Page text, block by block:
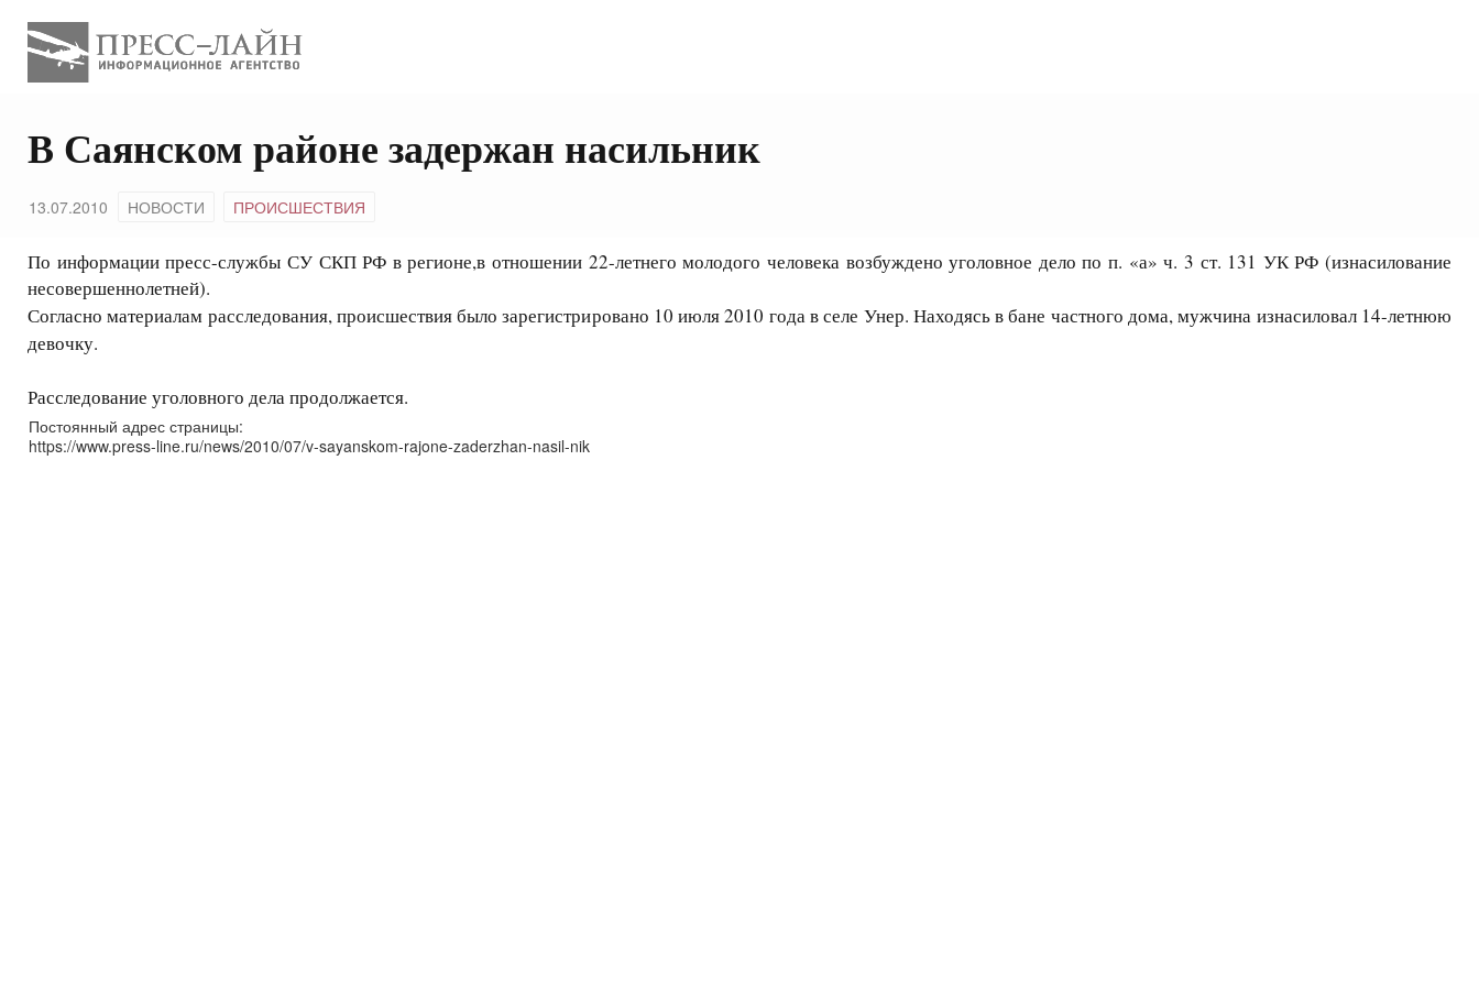
В Саянском районе задержан насильник
13.07.2010 НОВОСТИ ПРОИСШЕСТВИЯ
По информации пресс-службы СУ СКП РФ в регионе,в отношении 22-летнего молодого человека возбуждено уголовное дело по п. «а» ч. 3 ст. 131 УК РФ (изнасилование
несовершеннолетней).
Согласно материалам расследования, происшествия было зарегистрировано 10 июля 2010 года в селе Унер. Находясь в бане частного дома, мужчина изнасиловал 14-летнюю
девочку.
Расследование уголовного дела продолжается.
Постоянный адрес страницы:
https://www.press-line.ru/news/2010/07/v-sayanskom-rajone-zaderzhan-nasil-nik